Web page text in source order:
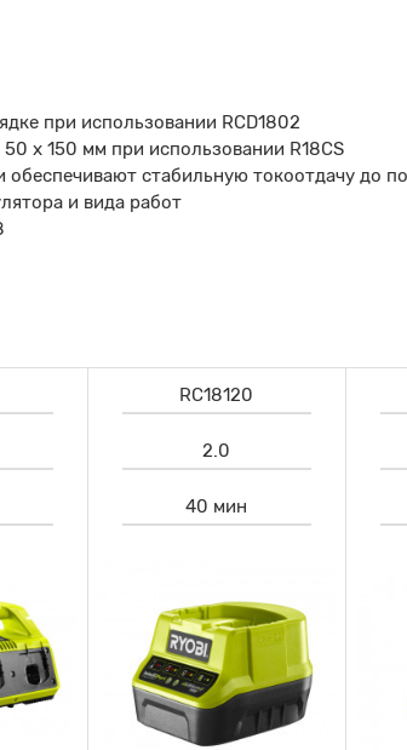
при использовании RCD1802
х 150 мм при использовании R18СS
стабильную токоотдачу до
и вида работ
RC18120
2.0
40 мин